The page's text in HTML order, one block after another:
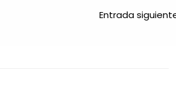
Entrada